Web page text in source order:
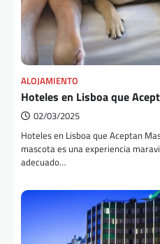
ALOJAMIENTO
Hoteles en Lisboa que
02/03/2025
Hoteles en Lisboa que Aceptan
mascota es una experiencia
adecuado…